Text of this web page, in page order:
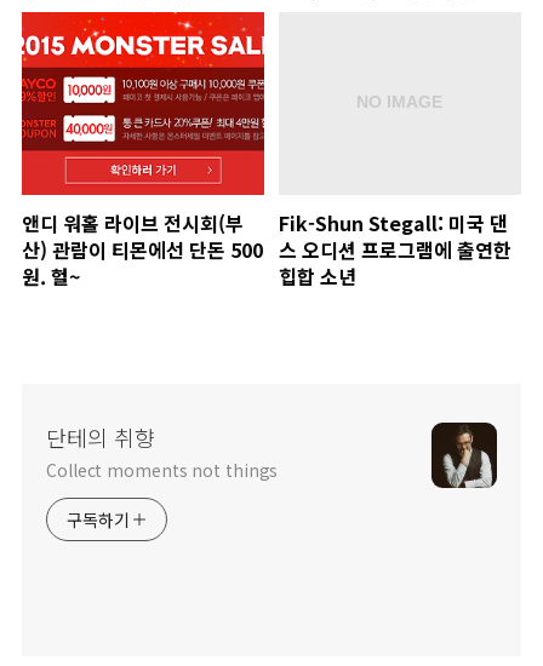
앤디 워홀 라이브 전시회(부
산) 관람이 티몬에선 단돈 500
원. 헐~
Fik-Shun Stegall: 미국 댄
스 오디션 프로그램에 출연한
힙합 소년
단테의 취향
Collect moments not things
구독하기